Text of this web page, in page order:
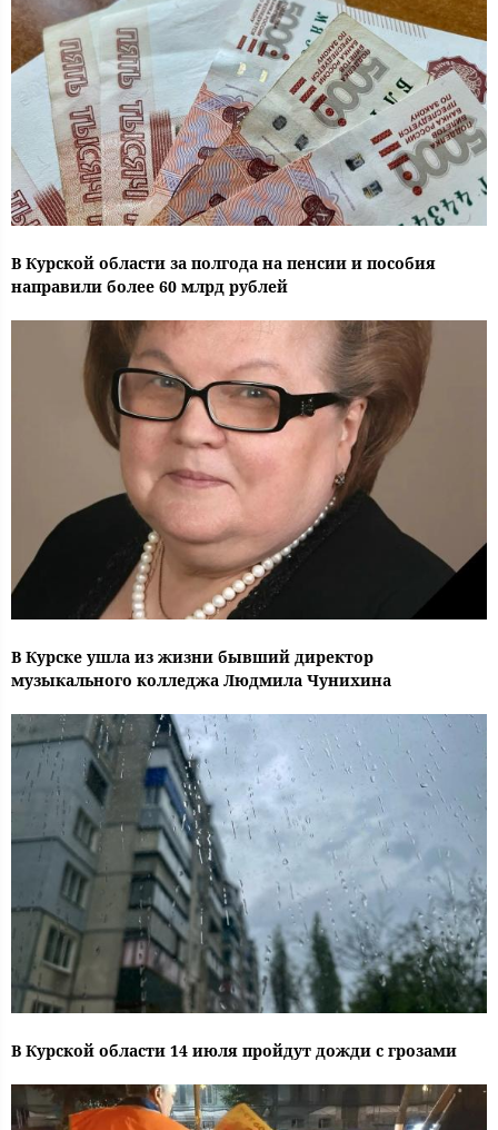
В Курской области за полгода на пенсии и пособия
направили более 60 млрд рублей
В Курске ушла из жизни бывший директор
музыкального колледжа Людмила Чунихина
В Курской области 14 июля пройдут дожди с грозами